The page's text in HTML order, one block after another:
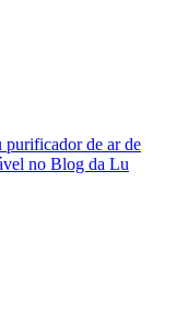
purificador de ar de
no Blog da Lu